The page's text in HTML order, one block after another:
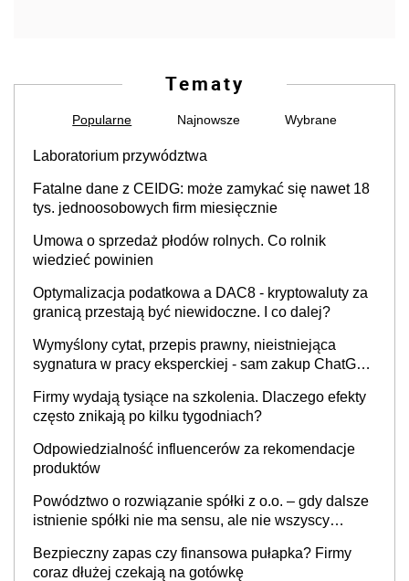
Tematy
Popularne Najnowsze Wybrane
Laboratorium przywództwa
Fatalne dane z CEIDG: może zamykać się nawet 18
tys. jednoosobowych firm miesięcznie
Umowa o sprzedaż płodów rolnych. Co rolnik
wiedzieć powinien
Optymalizacja podatkowa a DAC8 - kryptowaluty za
granicą przestają być niewidoczne. I co dalej?
Wymyślony cytat, przepis prawny, nieistniejąca
sygnatura w pracy eksperckiej - sam zakup ChatGPT
Firmy wydają tysiące na szkolenia. Dlaczego efekty
często znikają po kilku tygodniach?
Odpowiedzialność influencerów za rekomendacje
produktów
Powództwo o rozwiązanie spółki z o.o. – gdy dalsze
istnienie spółki nie ma sensu, ale nie wszyscy
Bezpieczny zapas czy finansowa pułapka? Firmy
coraz dłużej czekają na gotówkę